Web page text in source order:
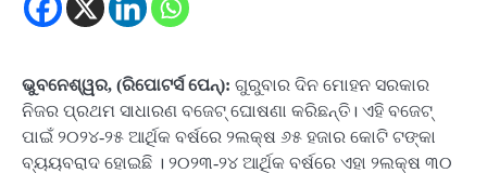
ଭୁବନେଶ୍ୱର, (ରିପୋଟର୍ସ ପେନ୍‌): ଗୁରୁବାର ଦିନ ମୋହନ ସରକାର
ନିଜର ପ୍ରଥମ ସାଧାରଣ ବଜେଟ୍ ଘୋଷଣା କରିଛନ୍ତି। ଏହି ବଜେଟ୍
ପାଇଁ ୨୦୨୪-୨୫ ଆର୍ଥିକ ବର୍ଷରେ ୨ଲକ୍ଷ ୬୫ ହଜାର କୋଟି ଟଙ୍କା
ବ୍ୟୟବରାଦ ହୋଇଛି । ୨୦୨୩-୨୪ ଆର୍ଥିକ ବର୍ଷରେ ଏହା ୨ଲକ୍ଷ ୩୦